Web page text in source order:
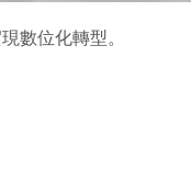
數位化轉型。